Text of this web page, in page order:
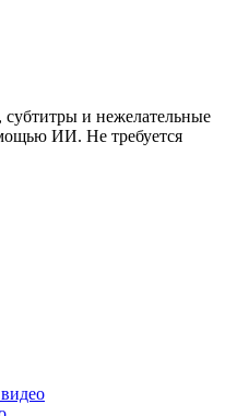
субтитры и нежелательные
ИИ. Не требуется